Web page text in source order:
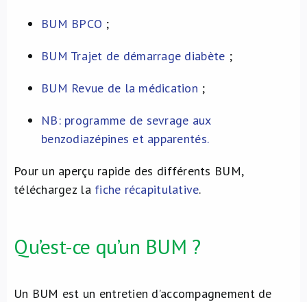
BUM BPCO ;
BUM Trajet de démarrage diabète ;
BUM Revue de la médication ;
NB: programme de sevrage aux
benzodiazépines et apparentés.
Pour un aperçu rapide des différents BUM,
téléchargez la fiche récapitulative.
Qu’est-ce qu’un BUM ?
Un BUM est un entretien d’accompagnement de